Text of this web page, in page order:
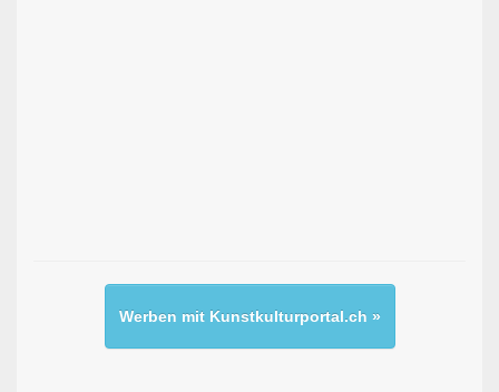
Werben mit Kunstkulturportal.ch »